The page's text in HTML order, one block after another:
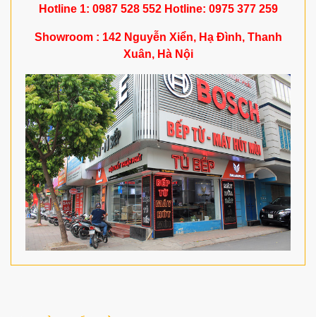
Hotline 1: 0987 528 552 Hotline: 0975 377 259
Showroom : 142 Nguyễn Xiển, Hạ Đình, Thanh
Xuân, Hà Nội